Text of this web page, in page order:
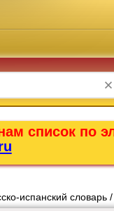
список по
испанский словарь